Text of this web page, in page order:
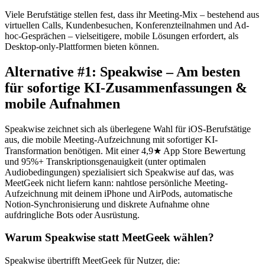
Viele Berufstätige stellen fest, dass ihr Meeting-Mix – bestehend aus
virtuellen Calls, Kundenbesuchen, Konferenzteilnahmen und Ad-
hoc-Gesprächen – vielseitigere, mobile Lösungen erfordert, als
Desktop-only-Plattformen bieten können.
Alternative #1: Speakwise – Am besten
für sofortige KI-Zusammenfassungen &
mobile Aufnahmen
Speakwise zeichnet sich als überlegene Wahl für iOS-Berufstätige
aus, die mobile Meeting-Aufzeichnung mit sofortiger KI-
Transformation benötigen. Mit einer 4,9★ App Store Bewertung
und 95%+ Transkriptionsgenauigkeit (unter optimalen
Audiobedingungen) spezialisiert sich Speakwise auf das, was
MeetGeek nicht liefern kann: nahtlose persönliche Meeting-
Aufzeichnung mit deinem iPhone und AirPods, automatische
Notion-Synchronisierung und diskrete Aufnahme ohne
aufdringliche Bots oder Ausrüstung.
Warum Speakwise statt MeetGeek wählen?
Speakwise übertrifft MeetGeek für Nutzer, die: